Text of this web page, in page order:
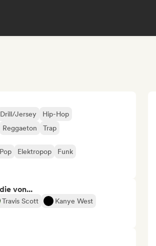
Drill/Jersey
Hip-Hop
Reggaeton Trap
Elektropop
Funk
von...
Travis Scott
Kanye West